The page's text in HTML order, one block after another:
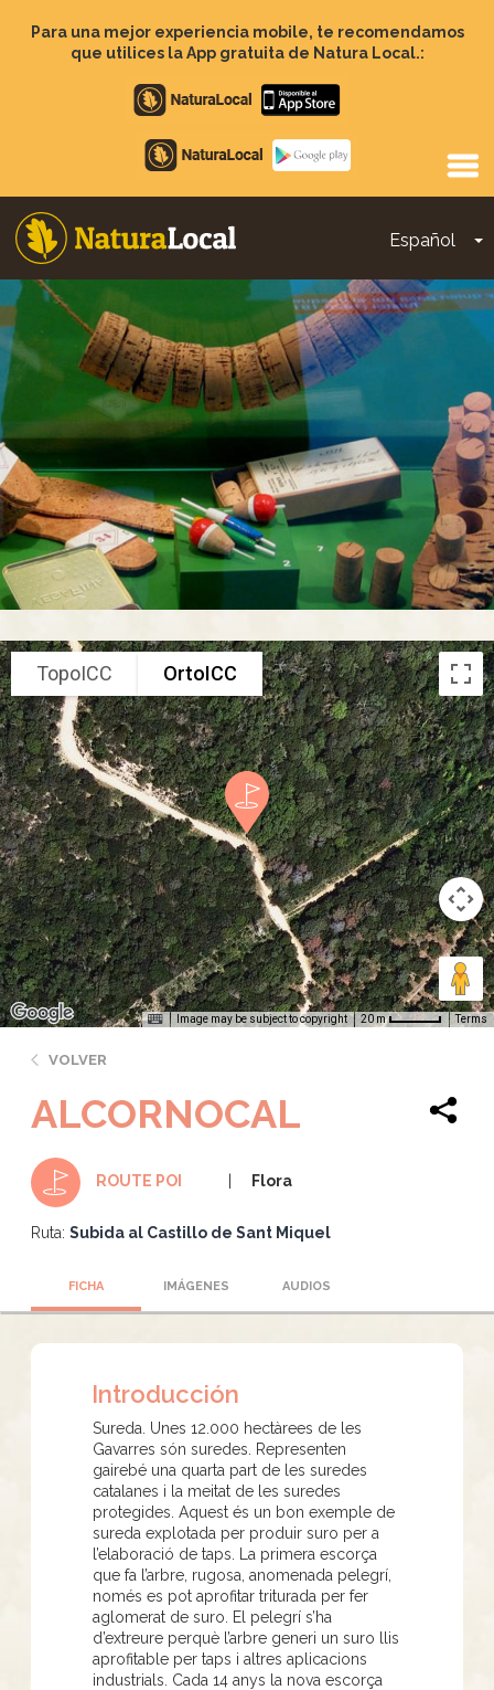
contenido
Para una mejor experiencia mobile, te recomendamos
que utilices la App gratuita de Natura Local.:
Apple
store
Google
Play
Español
Main
navigation
TopoICC OrtoICC
Image may be subject to copyright 20 m Terms
VOLVER
ALCORNOCAL
ROUTE POI Flora
Ruta: Subida al Castillo de Sant Miquel
FICHA IMÁGENES AUDIOS
Introducción
Sureda. Unes 12.000 hectàrees de les
Gavarres són suredes. Representen
gairebé una quarta part de les suredes
catalanes i la meitat de les suredes
protegides. Aquest és un bon exemple de
sureda explotada per produir suro per a
l’elaboració de taps. La primera escorça
que fa l’arbre, rugosa, anomenada pelegrí,
només es pot aprofitar triturada per fer
aglomerat de suro. El pelegrí s’ha
d’extreure perquè l’arbre generi un suro llis
aprofitable per taps i altres aplicacions
industrials. Cada 14 anys la nova escorça